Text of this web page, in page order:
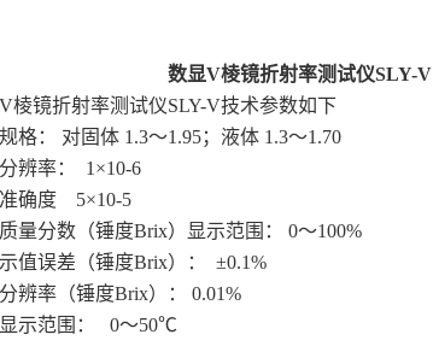
数显V棱镜折射率测试仪SLY-V
棱镜折射率测试仪SLY-V技术参数如下
格：
对固体1.3～1.95； 液体1.3～1.70
辨率：
1 ×10-6
确度5×10-5
量分数（锤度Brix）显示范围： 0～100%
值误差（锤度Brix）： ±0.1%
辨率（锤度Brix）：
0.01%
示范围：
0～50℃